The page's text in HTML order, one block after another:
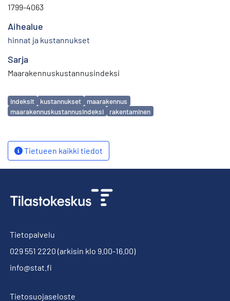
1799-4063
Aihealue
hinnat ja kustannukset
Sarja
Maarakennuskustannusindeksi
Avainsanat
indeksit kustannukset
maarakennus
maarakennuskustannusindeksi
rakentaminen
Tietueen kaikki tiedot
Tietopalvelu
029 551 2220 (arkisin klo 9.00-16.00)
info@stat.fi
Tietosuojaseloste